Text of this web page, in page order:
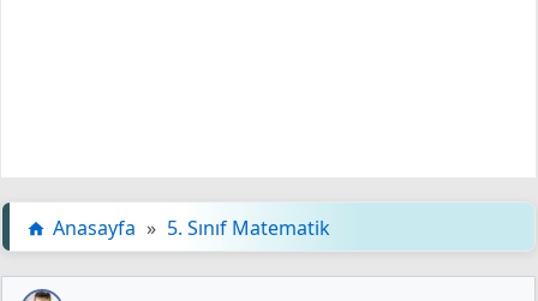
Anasayfa » 5. Sınıf Matematik